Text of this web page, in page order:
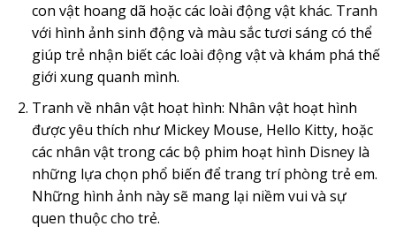
con vật hoang dã hoặc các loài động vật khác. Tranh
với hình ảnh sinh động và màu sắc tươi sáng có thể
giúp trẻ nhận biết các loài động vật và khám phá thế
giới xung quanh mình.
Tranh về nhân vật hoạt hình: Nhân vật hoạt hình
được yêu thích như Mickey Mouse, Hello Kitty, hoặc
các nhân vật trong các bộ phim hoạt hình Disney là
những lựa chọn phổ biến để trang trí phòng trẻ em.
Những hình ảnh này sẽ mang lại niềm vui và sự
quen thuộc cho trẻ.